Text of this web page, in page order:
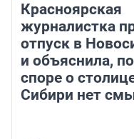
Красноярская
журналистка
отпуск в
и объяснила,
споре о
Сибири нет